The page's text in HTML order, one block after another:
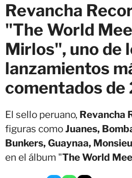
Revancha
"The World
Mirlos", uno de
lanzamientos
comentados
El sello peruano, Revancha
figuras comoJuanes,
Bunkers, Guaynaa,
en el álbum "The World